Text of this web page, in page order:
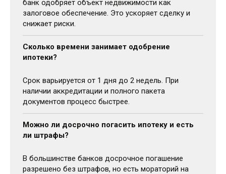
банк одобряет объект недвижимости как
залоговое обеспечение. Это ускоряет сделку и
снижает риски.
Сколько времени занимает одобрение
ипотеки?
Срок варьируется от 1 дня до 2 недель. При
наличии аккредитации и полного пакета
документов процесс быстрее.
Можно ли досрочно погасить ипотеку и есть
ли штрафы?
В большинстве банков досрочное погашение
разрешено без штрафов, но есть мораторий на